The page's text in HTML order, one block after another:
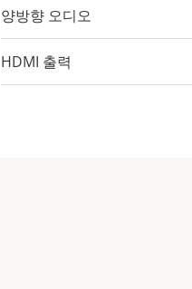
양방향 오디오
HDMI 출력